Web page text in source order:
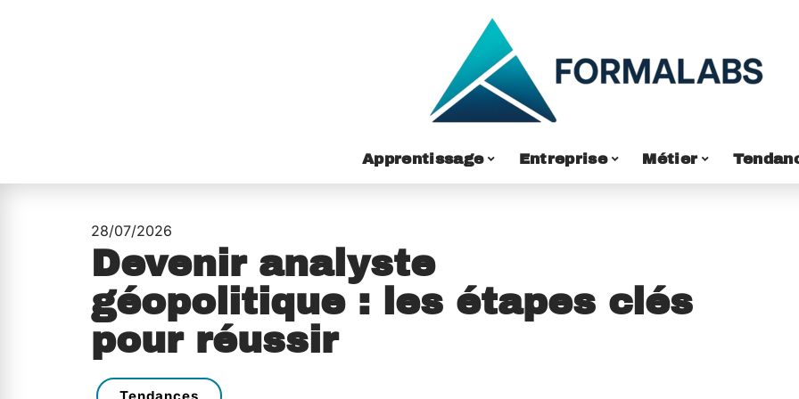
Apprentissage Entreprise Métier
28/07/2026
Devenir analyste
géopolitique : les étapes clés
pour réussir